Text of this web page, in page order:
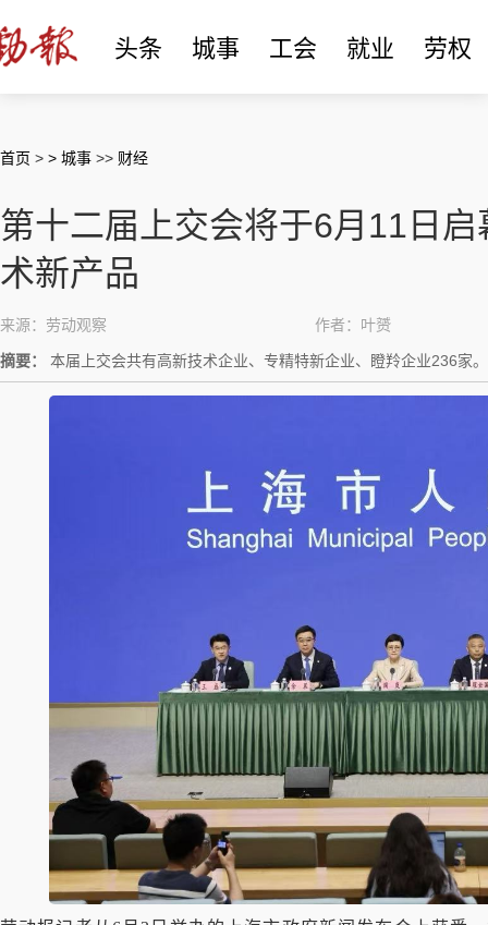
头条 城事 工会 就业 劳权
首页 > > 城事 >> 财经
第十二届上交会将于6月11日
术新产品
来源：劳动观察 作者：叶赟
摘要： 本届上交会共有高新技术企业、专精特新企业、瞪羚企业236家。